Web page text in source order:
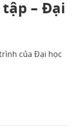
tập – Đại
của Đại học